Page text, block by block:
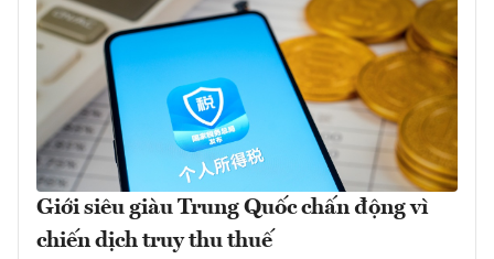
Giới siêu giàu Trung Quốc chấn động vì
chiến dịch truy thu thuế